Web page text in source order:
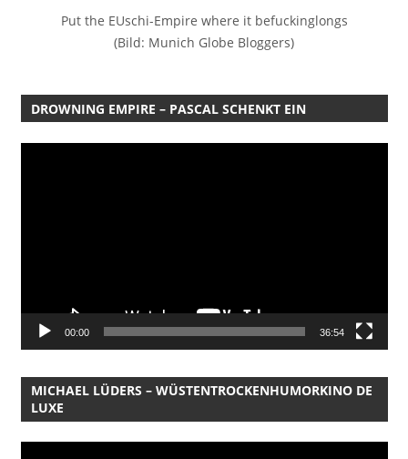
Put the EUschi-Empire where it befuckinglongs
(Bild: Munich Globe Bloggers)
DROWNING EMPIRE – PASCAL SCHENKT EIN
00:00 36:54
MICHAEL LÜDERS – WÜSTENTROCKENHUMORKINO DE
LUXE